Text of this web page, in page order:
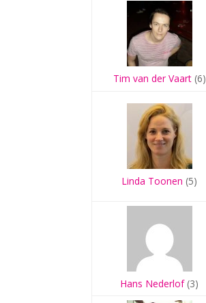
Tim van der Vaart(6)
Linda Toonen (5)
Hans Nederlof(3)